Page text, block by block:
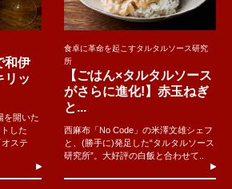
和伊
リッ
を開いた
した
ステ
食卓に革命を起こすタルタルソース研究
所
【ごはん×タルタルソース
がさらに進化!】赤玉ねぎ
と...
西麻布「No Code」の米澤文雄シェフ
と、(勝手に)発足した“タルタルソース
研究所”。大好評の白飯と合わせて..